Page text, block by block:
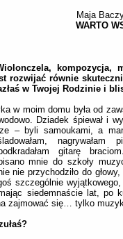
Maja
WARTO
kompozycja,
rozwijać równie
w Twojej Rodzinie i
w moim domu była od
Dziadek śpiewał i
– byli samoukami, a
nagrywałam
gitarę
mnie do szkoły
nie przychodziło do
szczególnie
siedemnaście lat, po
zajmować się… tylko